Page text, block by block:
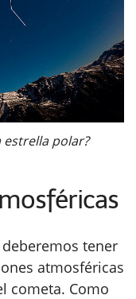
estrella polar?
tener
atmosféricas
cometa. Como